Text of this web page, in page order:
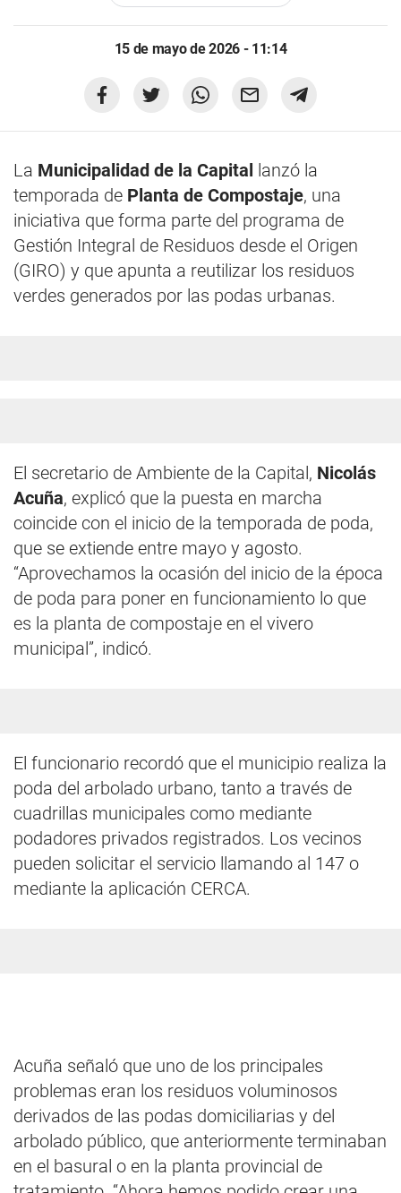
15 de mayo de 2026 - 11:14
La Municipalidad de la Capital
lanzó la
temporada de Planta de Compostaje, una
iniciativa que forma parte del programa de
Gestión Integral de Residuos desde el Origen
(GIRO) y que apunta a reutilizar los residuos
verdes generados por las podas urbanas.
El secretario de Ambiente de la Capital, Nicolás
Acuña, explicó que la puesta en marcha
coincide con el inicio de la temporada de poda,
que se extiende entre mayo y agosto.
“Aprovechamos la ocasión del inicio de la época
de poda para poner en funcionamiento lo que
es la planta de compostaje en el vivero
municipal”, indicó.
El funcionario recordó que el municipio realiza la
poda del arbolado urbano, tanto a través de
cuadrillas municipales como mediante
podadores privados registrados. Los vecinos
pueden solicitar el servicio llamando al 147 o
mediante la aplicación CERCA.
Acuña señaló que uno de los principales
problemas eran los residuos voluminosos
derivados de las podas domiciliarias y del
arbolado público, que anteriormente terminaban
en el basural o en la planta provincial de